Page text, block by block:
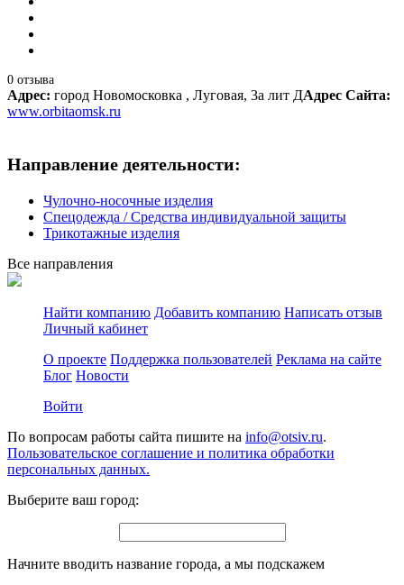
0 отзыва
Адрес: город Новомосковка , Луговая, 3а лит ДАдрес Сайта:
www.orbitaomsk.ru
Направление деятельности:
Чулочно-носочные изделия
Спецодежда / Средства индивидуальной защиты
Трикотажные изделия
Все направления
Найти компанию Добавить компанию Написать отзыв
Личный кабинет
О проекте Поддержка пользователей Реклама на сайте
Блог Новости
Войти
По вопросам работы сайта пишите на info@otsiv.ru.
Пользовательское соглашение и политика обработки
персональных данных.
Выберите ваш город:
Начните вводить название города, а мы подскажем